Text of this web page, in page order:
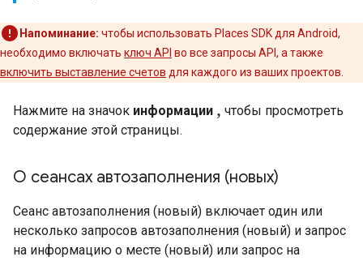
Напоминание: чтобы использовать Places SDK для Android,
необходимо включать ключ API во все запросы API, а также
включить выставление счетов для каждого из ваших проектов.
Нажмите на значок информации
чтобы просмотреть
содержание этой страницы.
О сеансах автозаполнения (новых)
Сеанс автозаполнения (новый) включает один или
несколько запросов автозаполнения (новый) и запрос
на информацию о месте (новый) или запрос на